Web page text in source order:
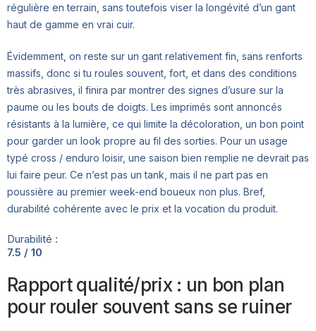
régulière en terrain, sans toutefois viser la longévité d’un gant
haut de gamme en vrai cuir.
Évidemment, on reste sur un gant relativement fin, sans renforts
massifs, donc si tu roules souvent, fort, et dans des conditions
très abrasives, il finira par montrer des signes d’usure sur la
paume ou les bouts de doigts. Les imprimés sont annoncés
résistants à la lumière, ce qui limite la décoloration, un bon point
pour garder un look propre au fil des sorties. Pour un usage
typé cross / enduro loisir, une saison bien remplie ne devrait pas
lui faire peur. Ce n’est pas un tank, mais il ne part pas en
poussière au premier week-end boueux non plus. Bref,
durabilité cohérente avec le prix et la vocation du produit.
Durabilité :
7.5 / 10
Rapport qualité/prix : un bon plan
pour rouler souvent sans se ruiner